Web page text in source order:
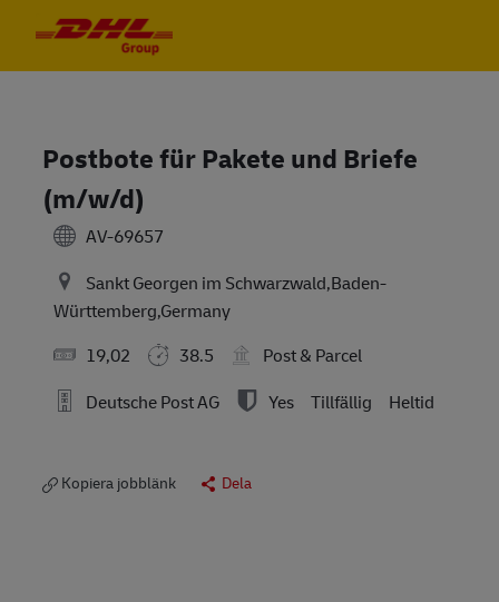
Postbote für Pakete und Briefe
(m/w/d)
AV-69657
Sankt Georgen im Schwarzwald,Baden-
Württemberg,Germany
19,02
38.5
Post & Parcel
Deutsche Post AG
Yes Tillfällig Heltid
Kopiera jobblänk Dela